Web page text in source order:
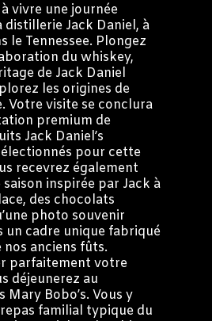
vivre une journée
distillerie Jack Daniel, à
le Tennessee. Plongez
du whiskey,
de Jack Daniel
les origines de
Votre visite se conclura
premium de
Jack Daniel’s
pour cette
recevrez également
inspirée par Jack à
des chocolats
photo souvenir
un cadre unique fabriqué
nos anciens fûts.
parfaitement votre
déjeunerez au
Bobo’s. Vous y
familial typique du